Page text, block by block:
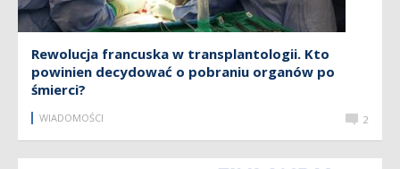
Rewolucja francuska w transplantologii. Kto
powinien decydować o pobraniu organów po
śmierci?
WIADOMOŚCI 2